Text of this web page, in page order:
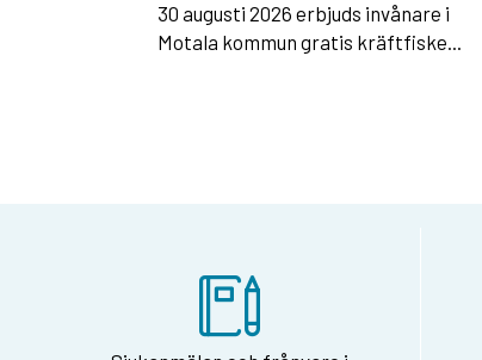
30 augusti 2026 erbjuds invånare i
Motala kommun gratis kräftfiske...